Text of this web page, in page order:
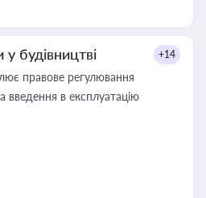
будівництві +14
правове регулювання
введення в експлуатацію